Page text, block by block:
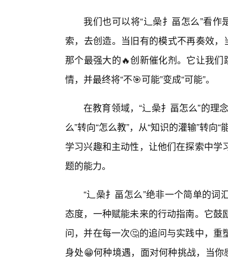
我们也可以将“辶喿扌畐怎么”看
索，去创造。当旧有的模式不再奏效
那个最强大的🔥创新催化剂。它让我
情，并最终将“不🎯可能”变成“可能”。
在教育领域，“辶喿扌畐怎么”的理
么”转向“怎么教”，从“知识的灌输”转
学习兴趣和主动性，让他们在探索中
题的能力。
“辶喿扌畐怎么”绝非一个简单的
态度，一种赋能未来的行动指南。它
问，并在每一次🤔的追问与实践中，
身处😁何种境遇，面对何种挑战，当